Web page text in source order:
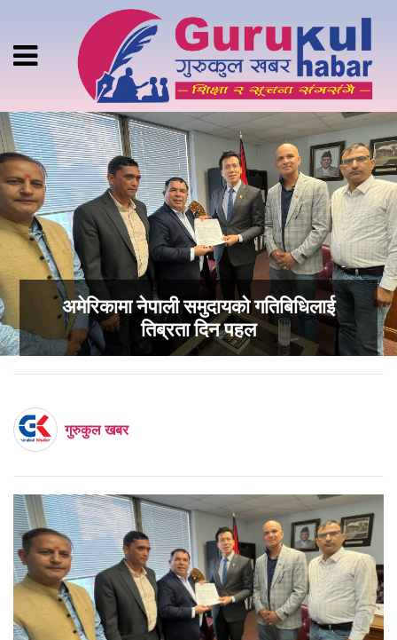
अमेरिकामा नेपाली समुदायको गतिबिधिलाई
तिब्रता दिन पहल
गुरुकुल खबर